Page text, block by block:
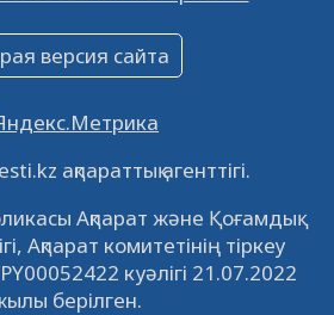
места
в Кызылорде 22
14949 0
ақпараттық агенттігі.
Ақпарат және Қоғамдық
Ақпарат комитетінің тіркеу
куәлігі 21.07.2022
берілген.
версия сайта